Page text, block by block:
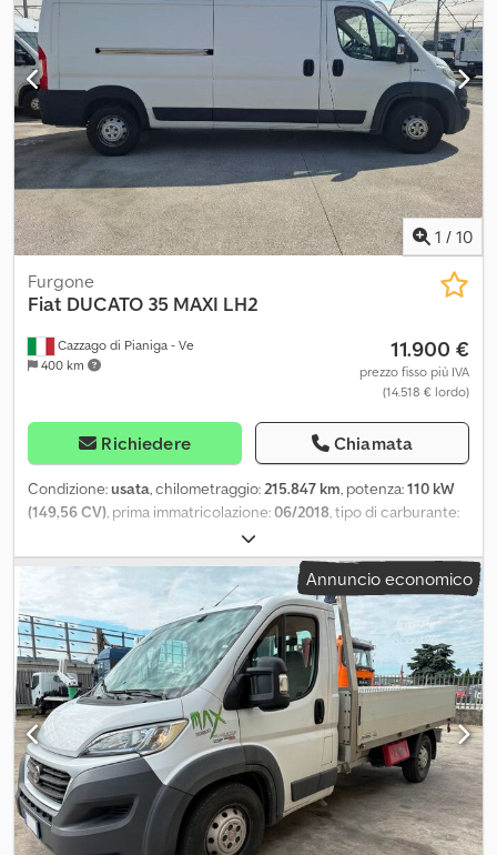
1 / 10
Cazzago di Pianiga - Ve
400 km
Furgone
Fiat DUCATO 35 MAXI LH2
11.900 €
prezzo fisso più IVA
(14.518 € lordo)
Richiedere Chiamata
Condizione:usata, chilometraggio:215.847 km, potenza:110 kW
(149,56 CV), prima immatricolazione:06/2018, tipo di carburante:
3.500 kg
ingranaggio:meccanico, Peso totale ammissibile: 3500kg
Codpozrp Nisfx Ap Ierf
Annuncio economico